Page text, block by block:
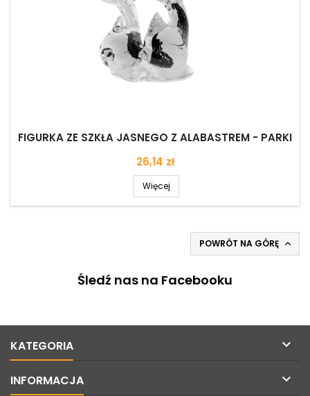
FIGURKA ZE SZKŁA JASNEGO Z ALABASTREM - PARKI
Cena
26,14 zł
Więcej
POWRÓT NA GÓRĘ 
Śledź nas na Facebooku
KATEGORIA 
INFORMACJA 